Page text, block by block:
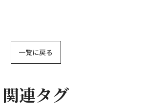
一覧に戻る
関連タグ